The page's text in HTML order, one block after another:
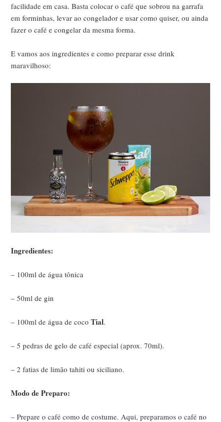
facilidade em casa. Basta colocar o café que sobrou na garrafa
em forminhas, levar ao congelador e usar como quiser, ou ainda
fazer o café e congelar da mesma forma.
E vamos aos ingredientes e como preparar esse drink
maravilhoso:
Ingredientes:
– 100ml de água tônica
– 50ml de gin
– 100ml de água de cocoTial.
– 5 pedras de gelo de café especial (aprox. 70ml).
– 2 fatias de limão tahiti ou siciliano.
Modo de Preparo:
– Prepare o café como de costume. Aqui, preparamos o café no